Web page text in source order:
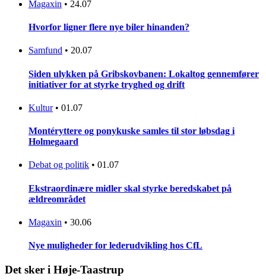
Magaxin • 24.07
Hvorfor ligner flere nye biler hinanden?
Samfund • 20.07
Siden ulykken på Gribskovbanen: Lokaltog gennemfører
initiativer for at styrke tryghed og drift
Kultur • 01.07
Montéryttere og ponykuske samles til stor løbsdag i
Holmegaard
Debat og politik • 01.07
Ekstraordinære midler skal styrke beredskabet på
ældreområdet
Magaxin • 30.06
Nye muligheder for lederudvikling hos CfL
Det sker i Høje-Taastrup